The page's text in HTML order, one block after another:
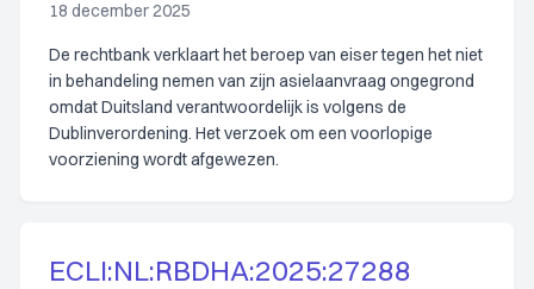
18 december 2025
De rechtbank verklaart het beroep van eiser tegen het niet
in behandeling nemen van zijn asielaanvraag ongegrond
omdat Duitsland verantwoordelijk is volgens de
Dublinverordening. Het verzoek om een voorlopige
voorziening wordt afgewezen.
ECLI:NL:RBDHA:2025:27288